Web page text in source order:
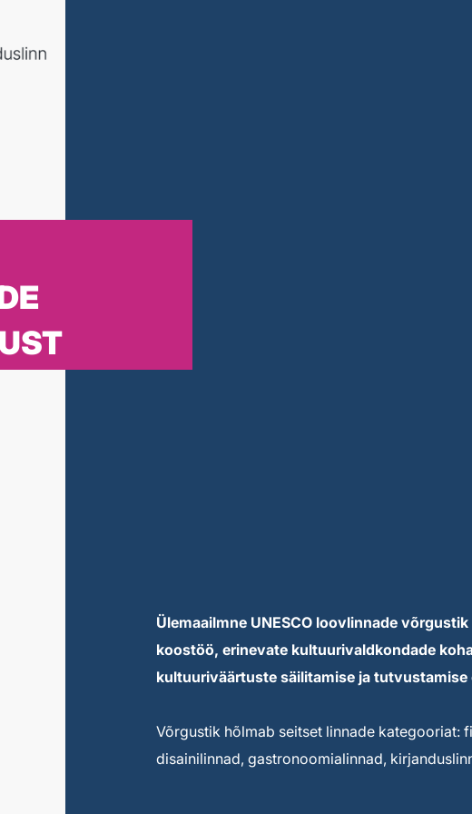
Ülemaailmne UNESCO loovlinnade
koostöö, erinevate kultuurivaldkondade
kultuuriväärtuste säilitamise ja
Võrgustik hõlmab seitset linnade kategooriat:
disainilinnad, gastronoomialinnad,